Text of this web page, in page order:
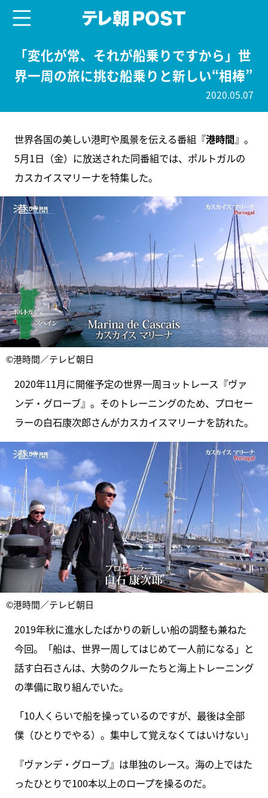
「変化が常、それが船乗りですから」世
界一周の旅に挑む船乗りと新しい“相棒”
2020.05.07
世界各国の美しい港町や風景を伝える番組『港時間』。
5月1日（金）に放送された同番組では、ポルトガルの
カスカイスマリーナを特集した。
©港時間／テレビ朝日
2020年11月に開催予定の世界一周ヨットレース『ヴァ
ンデ・グローブ』。そのトレーニングのため、プロセー
ラーの白石康次郎さんがカスカイスマリーナを訪れた。
©港時間／テレビ朝日
2019年秋に進水したばかりの新しい船の調整も兼ねた
今回。「船は、世界一周してはじめて一人前になる」と
話す白石さんは、大勢のクルーたちと海上トレーニング
の準備に取り組んでいた。
「10人くらいで船を操っているのですが、最後は全部
僕（ひとりでやる）。集中して覚えなくてはいけない」
『ヴァンデ・グローブ』は単独のレース。海の上ではた
ったひとりで100本以上のロープを操るのだ。